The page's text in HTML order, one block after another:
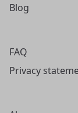
Blog
FAQ
Privacy